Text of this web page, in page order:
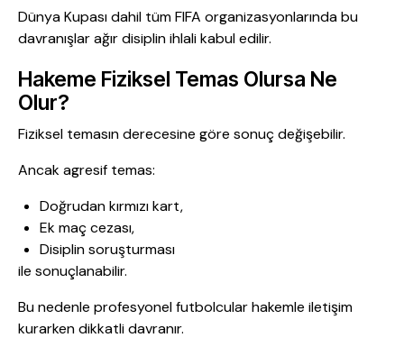
Dünya Kupası dahil tüm FIFA organizasyonlarında bu
davranışlar ağır disiplin ihlali kabul edilir.
Hakeme Fiziksel Temas Olursa Ne
Olur?
Fiziksel temasın derecesine göre sonuç değişebilir.
Ancak agresif temas:
Doğrudan kırmızı kart,
Ek maç cezası,
Disiplin soruşturması
ile sonuçlanabilir.
Bu nedenle profesyonel futbolcular hakemle iletişim
kurarken dikkatli davranır.